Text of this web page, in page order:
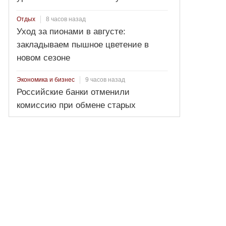
Отдых 8 часов назад
Уход за пионами в августе:
закладываем пышное цветение в
новом сезоне
Экономика и бизнес 9 часов назад
Российские банки отменили
комиссию при обмене старых
долларов